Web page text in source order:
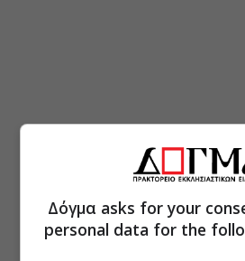
Δόγμα asks for your
personal data for the